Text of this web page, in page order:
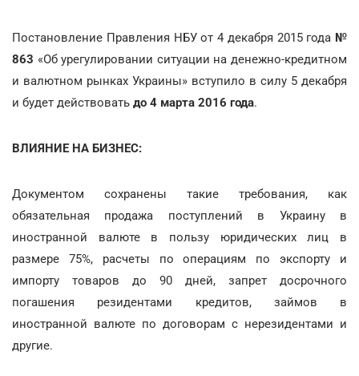
Постановление Правления НБУ от 4 декабря 2015 года №
863 «Об урегулировании ситуации на денежно-кредитном
и валютном рынках Украины» вступило в силу 5 декабря
и будет действовать до 4 марта 2016 года.
ВЛИЯНИЕ НА БИЗНЕС:
Документом сохранены такие требования, как
обязательная продажа поступлений в Украину в
иностранной валюте в пользу юридических лиц в
размере 75%, расчеты по операциям по экспорту и
импорту товаров до 90 дней, запрет досрочного
погашения резидентами кредитов, займов в
иностранной валюте по договорам с нерезидентами и
другие.